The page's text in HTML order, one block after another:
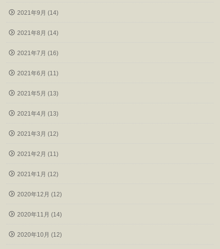
2021年9月 (14)
2021年8月 (14)
2021年7月 (16)
2021年6月 (11)
2021年5月 (13)
2021年4月 (13)
2021年3月 (12)
2021年2月 (11)
2021年1月 (12)
2020年12月 (12)
2020年11月 (14)
2020年10月 (12)